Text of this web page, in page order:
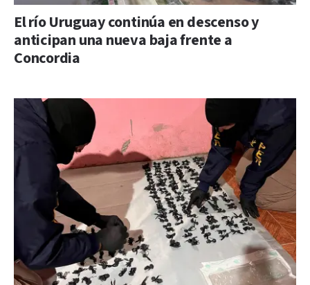
El río Uruguay continúa en descenso y
anticipan una nueva baja frente a
Concordia